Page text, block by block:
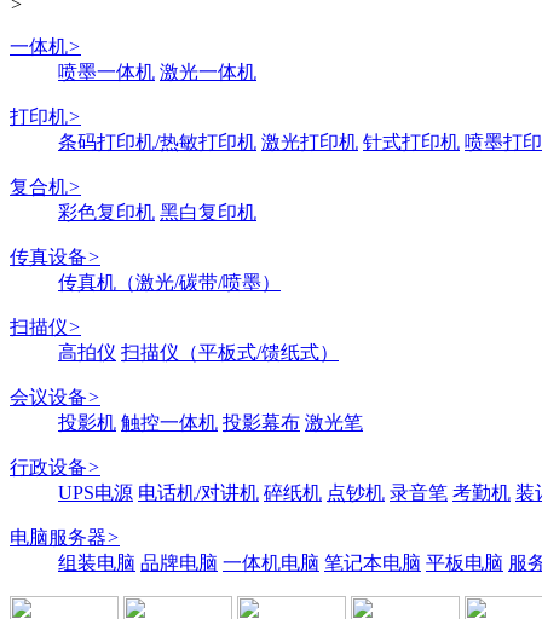
>
一体机>
喷墨一体机 激光一体机
打印机>
条码打印机/热敏打印机 激光打印机 针式打印机 喷墨打
复合机>
彩色复印机 黑白复印机
传真设备>
传真机（激光/碳带/喷墨）
扫描仪>
高拍仪 扫描仪（平板式/馈纸式）
会议设备>
投影机 触控一体机 投影幕布 激光笔
行政设备>
UPS电源 电话机/对讲机 碎纸机 点钞机 录音笔 考勤机 装
电脑服务器>
组装电脑 品牌电脑 一体机电脑 笔记本电脑 平板电脑 服